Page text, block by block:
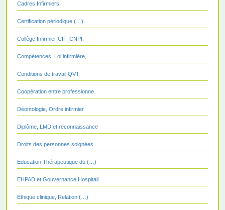
Cadres Infirmiers
Certification périodique (…)
Collège Infirmier CIF, CNPI,
Compétences, Loi infirmière,
Conditions de travail QVT
Coopération entre professionne
Déontologie, Ordre infirmier
Diplôme, LMD et reconnaissance
Droits des personnes soignées
Education Thérapeutique du (…)
EHPAD et Gouvernance Hospitali
Ethique clinique, Relation (…)